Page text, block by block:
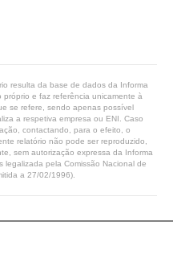
resulta da base de dados da Informa
e faz referência unicamente à
se refere, sendo apenas possível
a respetiva empresa ou ENI. Caso
contactando, para o efeito, o
relatório não pode ser reproduzido,
sem autorização expressa da Informa
legalizada pela Comissão Nacional de
a 27/02/1996).